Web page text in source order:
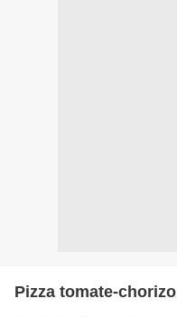
Pizza tomate-chorizo